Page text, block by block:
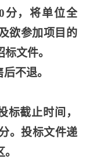
分，将单位全
欲参加项目的
文件。
不退。
标截止时间，
。投标文件递